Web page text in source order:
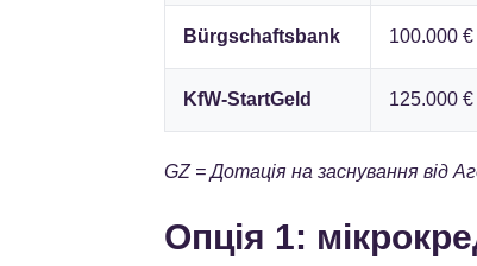
Bürgschaftsbank 100.000 €
KfW-StartGeld 125.000 €
GZ = Дотація на заснування від
Опція 1: